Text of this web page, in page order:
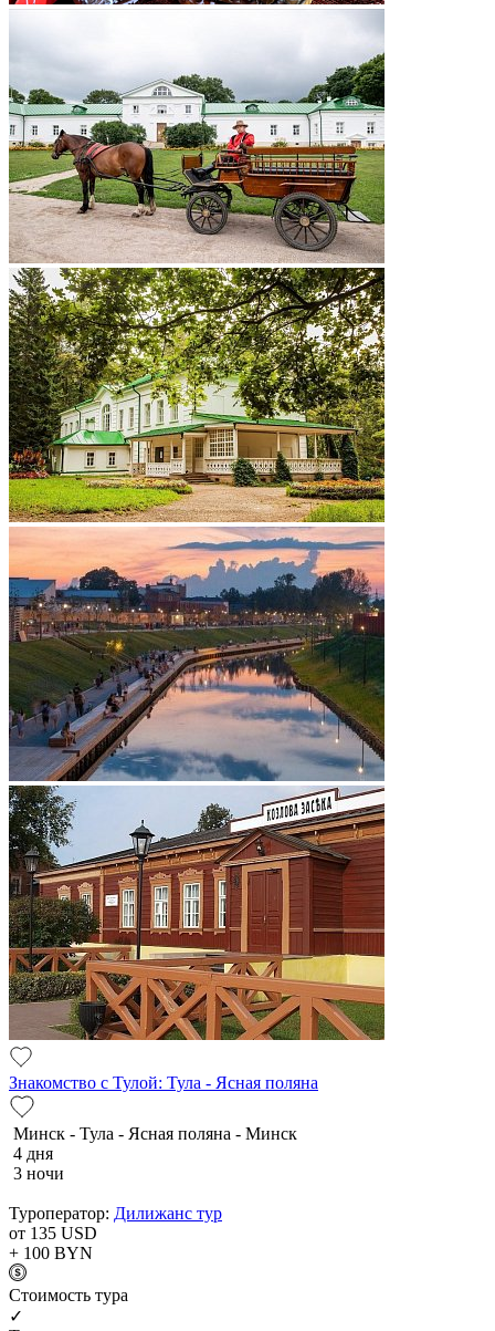
Знакомство с Тулой: Тула - Ясная поляна
Минск - Тула - Ясная поляна - Минск
4 дня
3 ночи
Туроператор: Дилижанс тур
от 135 USD
+ 100 BYN
Cтоимость тура
✓